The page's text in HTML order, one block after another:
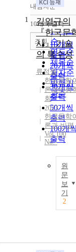
정확도
순
인기도
순
연도순
제목순
저자순
발행기
관순
내림차순
내림차
10개씩 출력
10개씩
출력
20개씩
출력
30개씩
출력
50개씩
출력
100개
출력
조회
1
김열규의
『한국문
사』 기술
의 특수성
류정월
한국문학
론과비평
회
2023
한국문학
론과 비평
Vol.100
No.-
원
문
보
기
2